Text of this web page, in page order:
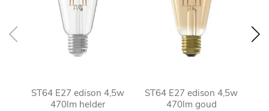
ST64 E27 edison 4,5w
470lm helder
ST64 E27 edison 4,5w
470lm goud